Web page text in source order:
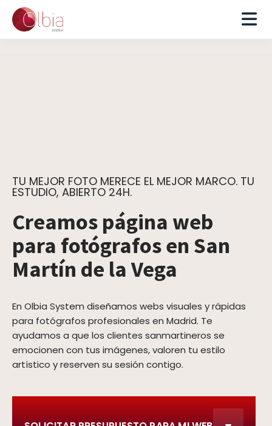
TU MEJOR FOTO MERECE EL MEJOR MARCO. TU
ESTUDIO, ABIERTO 24H.
Creamos página web
para fotógrafos en San
Martín de la Vega
En Olbia System diseñamos webs visuales y rápidas
para fotógrafos profesionales en Madrid. Te
ayudamos a que los clientes sanmartineros se
emocionen con tus imágenes, valoren tu estilo
artístico y reserven su sesión contigo.